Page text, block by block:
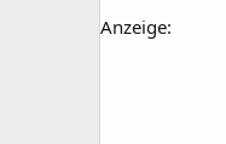
Anzeige: